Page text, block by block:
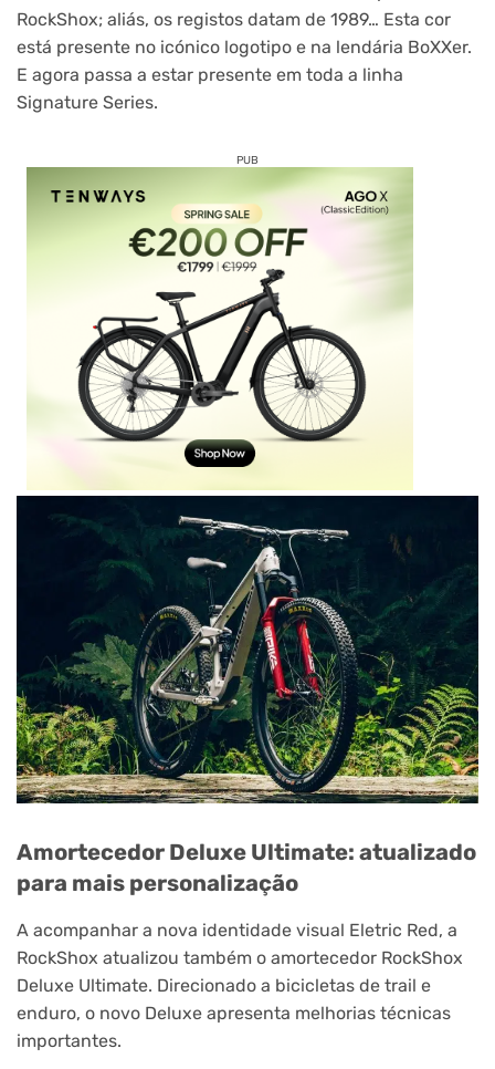
RockShox; aliás, os registos datam de 1989… Esta cor
está presente no icónico logotipo e na lendária BoXXer.
E agora passa a estar presente em toda a linha
Signature Series.
PUB
Amortecedor Deluxe Ultimate: atualizado
para mais personalização
A acompanhar a nova identidade visual Eletric Red, a
RockShox atualizou também o amortecedor RockShox
Deluxe Ultimate. Direcionado a bicicletas de trail e
enduro, o novo Deluxe apresenta melhorias técnicas
importantes.